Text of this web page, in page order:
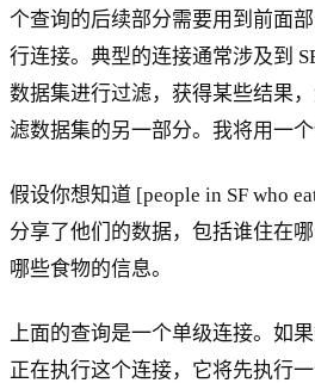
个查询的后续部分需要用到前面
行连接。典型的连接通常涉及到
数据集进行过滤，获得某些结果
滤数据集的另一部分。我将用一个
假设你想知道 [people in SF who
分享了他们的数据，包括谁住在
哪些食物的信息。
上面的查询是一个单级连接。如
正在执行这个连接，它将先执行